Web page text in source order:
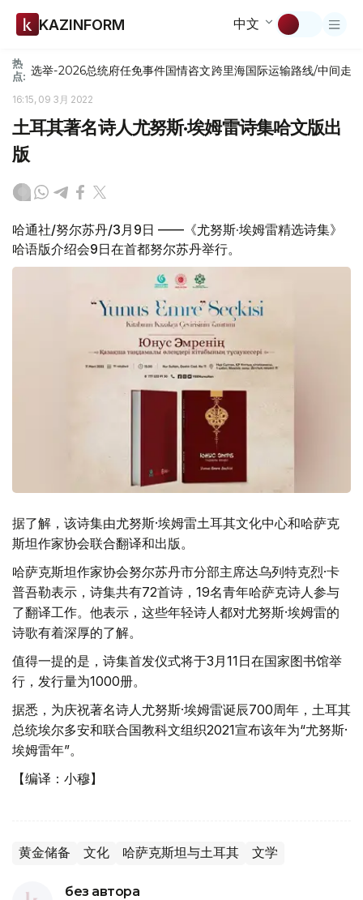
KAZINFORM 中文
热
点: 选举-2026总统府任免事件国情咨文跨里海国际运输路线/中间走廊
16:15, 09 3月 2022
土耳其著名诗人尤努斯·埃姆雷诗集哈文版出
版
哈通社/努尔苏丹/3月9日 ——《尤努斯·埃姆雷精选诗集》
哈语版介绍会9日在首都努尔苏丹举行。
据了解，该诗集由尤努斯·埃姆雷土耳其文化中心和哈萨克
斯坦作家协会联合翻译和出版。
哈萨克斯坦作家协会努尔苏丹市分部主席达乌列特克烈·卡
普吾勒表示，诗集共有72首诗，19名青年哈萨克诗人参与
了翻译工作。他表示，这些年轻诗人都对尤努斯·埃姆雷的
诗歌有着深厚的了解。
值得一提的是，诗集首发仪式将于3月11日在国家图书馆举
行，发行量为1000册。
据悉，为庆祝著名诗人尤努斯·埃姆雷诞辰700周年，土耳其
总统埃尔多安和联合国教科文组织2021宣布该年为“尤努斯·
埃姆雷年”。
【编译：小穆】
黄金储备 文化 哈萨克斯坦与土耳其 文学
без автора